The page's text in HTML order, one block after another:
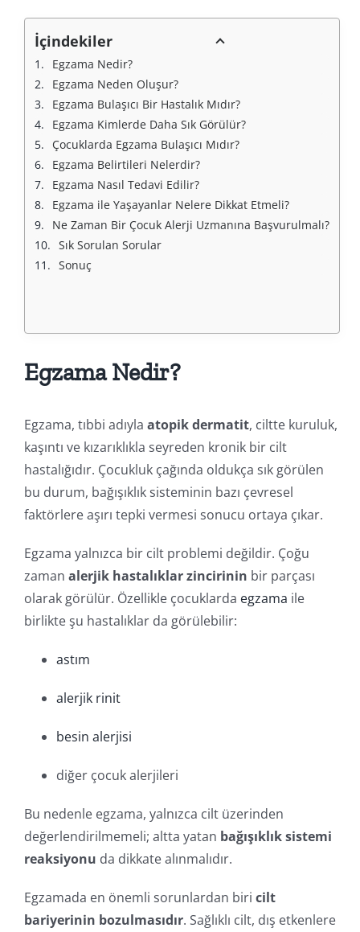
İçindekiler
Egzama Nedir?
Egzama Neden Oluşur?
Egzama Bulaşıcı Bir Hastalık Mıdır?
Egzama Kimlerde Daha Sık Görülür?
Çocuklarda Egzama Bulaşıcı Mıdır?
Egzama Belirtileri Nelerdir?
Egzama Nasıl Tedavi Edilir?
Egzama ile Yaşayanlar Nelere Dikkat Etmeli?
Ne Zaman Bir Çocuk Alerji Uzmanına Başvurulmalı?
Sık Sorulan Sorular
Sonuç
Egzama Nedir?
Egzama, tıbbi adıyla atopik dermatit, ciltte kuruluk,
kaşıntı ve kızarıklıkla seyreden kronik bir cilt
hastalığıdır. Çocukluk çağında oldukça sık görülen
bu durum, bağışıklık sisteminin bazı çevresel
faktörlere aşırı tepki vermesi sonucu ortaya çıkar.
Egzama yalnızca bir cilt problemi değildir. Çoğu
zaman alerjik hastalıklar zincirinin bir parçası
olarak görülür. Özellikle çocuklarda egzama ile
birlikte şu hastalıklar da görülebilir:
astım
alerjik rinit
besin alerjisi
diğer çocuk alerjileri
Bu nedenle egzama, yalnızca cilt üzerinden
değerlendirilmemeli; altta yatan bağışıklık sistemi
reaksiyonu da dikkate alınmalıdır.
Egzamada en önemli sorunlardan biri cilt
bariyerinin bozulmasıdır. Sağlıklı cilt, dış etkenlere